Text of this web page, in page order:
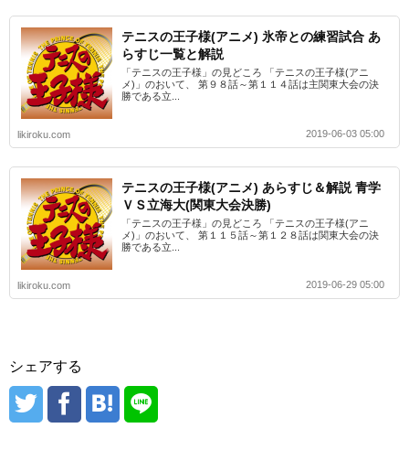
テニスの王子様(アニメ) 氷帝との練習試合 あ
らすじ一覧と解説
「テニスの王子様」の見どころ 「テニスの王子様(アニ
メ)」のおいて、 第９８話～第１１４話は主関東大会の決
勝である立...
likiroku.com 2019-06-03 05:00
テニスの王子様(アニメ) あらすじ＆解説 青学
ＶＳ立海大(関東大会決勝)
「テニスの王子様」の見どころ 「テニスの王子様(アニ
メ)」のおいて、 第１１５話～第１２８話は関東大会の決
勝である立...
likiroku.com 2019-06-29 05:00
シェアする